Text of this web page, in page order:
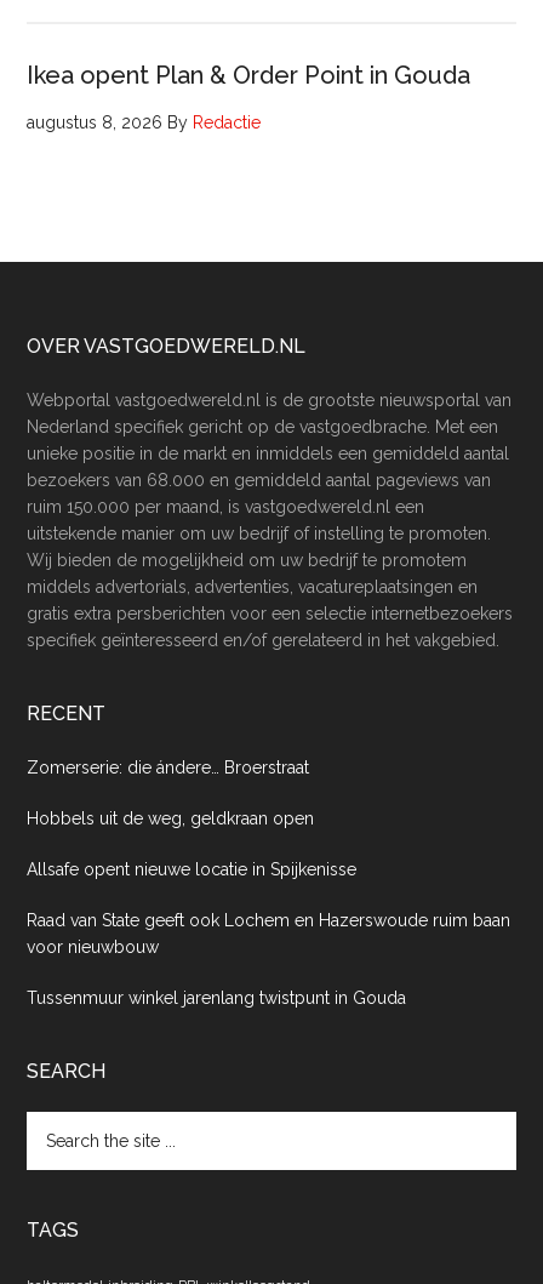
Ikea opent Plan & Order Point in Gouda
augustus 8, 2026 By Redactie
Footer
OVER VASTGOEDWERELD.NL
Webportal vastgoedwereld.nl is de grootste nieuwsportal van
Nederland specifiek gericht op de vastgoedbrache. Met een
unieke positie in de markt en inmiddels een gemiddeld aantal
bezoekers van 68.000 en gemiddeld aantal pageviews van
ruim 150.000 per maand, is vastgoedwereld.nl een
uitstekende manier om uw bedrijf of instelling te promoten.
Wij bieden de mogelijkheid om uw bedrijf te promotem
middels advertorials, advertenties, vacatureplaatsingen en
gratis extra persberichten voor een selectie internetbezoekers
specifiek geïnteresseerd en/of gerelateerd in het vakgebied.
RECENT
Zomerserie: die ándere… Broerstraat
Hobbels uit de weg, geldkraan open
Allsafe opent nieuwe locatie in Spijkenisse
Raad van State geeft ook Lochem en Hazerswoude ruim baan
voor nieuwbouw
Tussenmuur winkel jarenlang twistpunt in Gouda
SEARCH
the
TAGS